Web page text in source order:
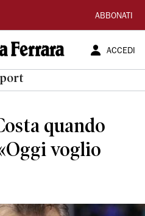
ABBONATI
ACCEDI
quando
voglio